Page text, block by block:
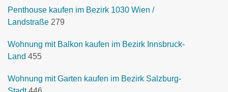
Penthouse kaufen im Bezirk 1030 Wien /
Landstraße 279
Wohnung mit Balkon kaufen im Bezirk Innsbruck-
Land 455
Wohnung mit Garten kaufen im Bezirk Salzburg-